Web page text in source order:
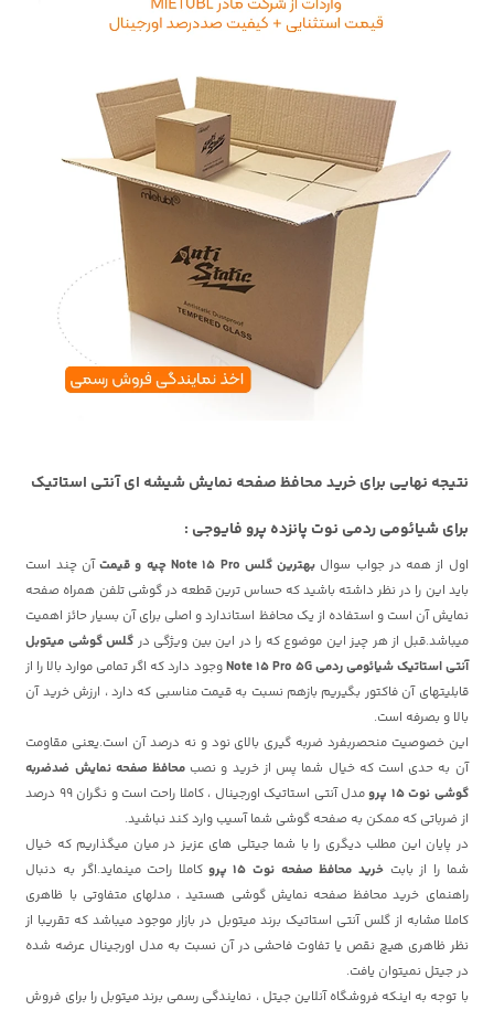
نتیجه نهایی برای خرید محافظ صفحه نمایش شیشه ای آنتی استاتیک
برای شیائومی ردمی نوت پانزده پرو فایوجی :
اول از همه در جواب سوال بهترین گلس Note 15 Pro چیه و قیمت
آن چند است
باید این را در نظر داشته باشید که حساس ترین قطعه در گوشی تلفن همراه صفحه
نمایش آن است و استفاده از یک محافظ استاندارد و اصلی برای آن بسیار حائز اهمیت
میباشد.قبل از هر چیز این موضوع که را در این بین ویژگی در گلس گوشی میتوبل
آنتی استاتیک شیائومی ردمی Note 15 Pro 5G
وجود دارد که اگر تمامی موارد بالا را از
قابلیتهای آن فاکتور بگیریم بازهم نسبت به قیمت مناسبی که دارد ، ارزش خرید آن
بالا و بصرفه است.
این خصوصیت منحصربفرد ضربه گیری بالای نود و نه درصد آن است.یعنی مقاومت
آن به حدی است که خیال شما پس از خرید و نصب محافظ صفحه نمایش ضدضربه
گوشی نوت 15 پرو
مدل آنتی استاتیک اورجینال ، کاملا راحت است و نگران 99 درصد
از ضرباتی که ممکن به صفحه گوشی شما آسیب وارد کند نباشید.
در پایان این مطلب دیگری را با شما جیتلی های عزیز در میان میگذاریم که خیال
شما را از بابت خرید محافظ صفحه نوت 15 پرو
کاملا راحت مینماید.اگر به دنبال
راهنمای خرید محافظ صفحه نمایش گوشی هستید ، مدلهای متفاوتی با ظاهری
کاملا مشابه از گلس آنتی استاتیک برند میتوبل در بازار موجود میباشد که تقریبا از
نظر ظاهری هیچ نقص یا تفاوت فاحشی در آن نسبت به مدل اورجینال عرضه شده
در جیتل نمیتوان یافت.
با توجه به اینکه فروشگاه آنلاین جیتل ، نمایندگی رسمی برند میتوبل را برای فروش